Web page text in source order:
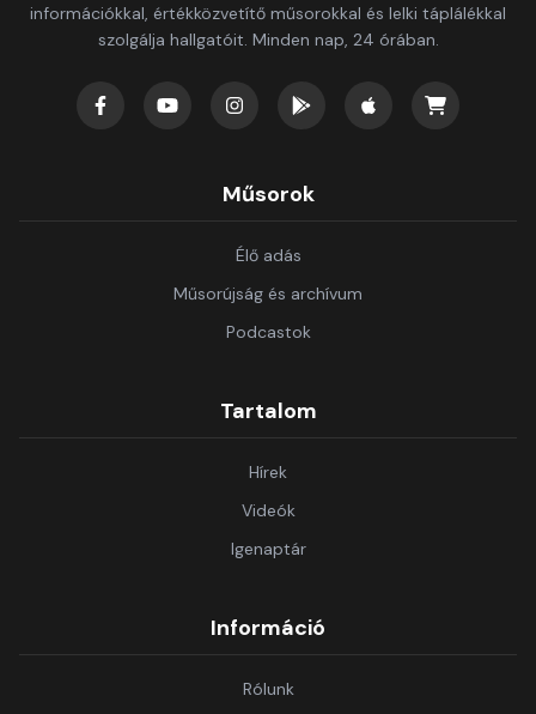
információkkal, értékközvetítő műsorokkal és lelki táplálékkal
szolgálja hallgatóit. Minden nap, 24 órában.
Műsorok
Élő adás
Műsorújság és archívum
Podcastok
Tartalom
Hírek
Videók
Igenaptár
Információ
Rólunk